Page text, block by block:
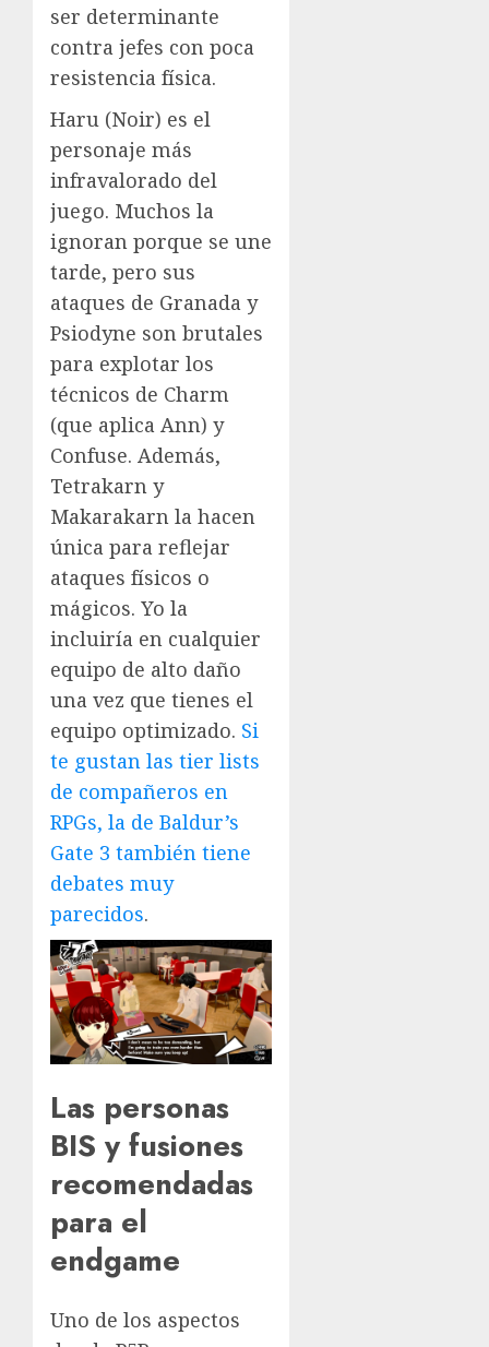
ser determinante
contra jefes con poca
resistencia física.
Haru (Noir) es el
personaje más
infravalorado del
juego. Muchos la
ignoran porque se une
tarde, pero sus
ataques de Granada y
Psiodyne son brutales
para explotar los
técnicos de Charm
(que aplica Ann) y
Confuse. Además,
Tetrakarn y
Makarakarn la hacen
única para reflejar
ataques físicos o
mágicos. Yo la
incluiría en cualquier
equipo de alto daño
una vez que tienes el
equipo optimizado. Si
te gustan las tier lists
de compañeros en
RPGs, la de Baldur’s
Gate 3 también tiene
debates muy
parecidos.
Las personas
BIS y fusiones
recomendadas
para el
endgame
Uno de los aspectos